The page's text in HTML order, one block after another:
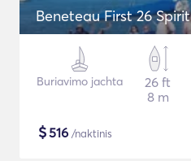
Beneteau First 26 Spirit
Buriavimo jachta
26 ft
8 m
$516 /naktinis